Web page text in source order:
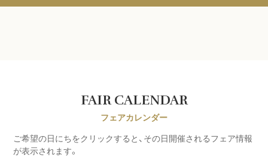
FAIR CALENDAR
フェアカレンダー
ご希望の日にちをクリックすると、その日開催されるフェア情報
が表示されます。